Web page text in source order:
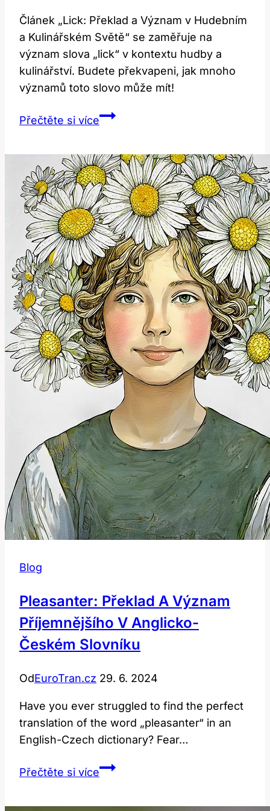
Článek „Lick: Překlad a Význam v Hudebním
a Kulinářském Světě“ se zaměřuje na
význam slova „lick“ v kontextu hudby a
kulinářství. Budete překvapeni, jak mnoho
významů toto slovo může mít!
Přečtěte si víceLick:
Význam
v
Hudebním
a
Kulinářském
Světě
Blog
Pleasanter: Překlad A Význam
Příjemnějšího V Anglicko-
Českém Slovníku
OdEuroTran.cz 29. 6. 2024
Have you ever struggled to find the perfect
translation of the word „pleasanter“ in an
English-Czech dictionary? Fear…
Přečtěte si vícePleasanter: